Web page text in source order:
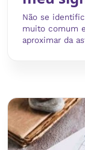
Não se
muito comum
aproximar da